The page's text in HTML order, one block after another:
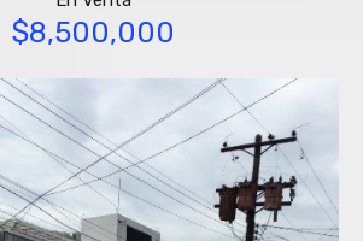
$8,500,000